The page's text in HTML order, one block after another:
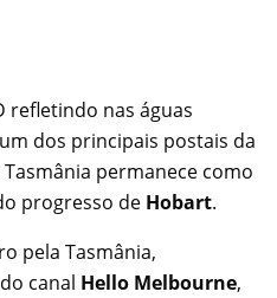
refletindo nas águas
dos principais postais da
permanece como
progresso de Hobart.
pela Tasmânia,
canal Hello Melbourne,